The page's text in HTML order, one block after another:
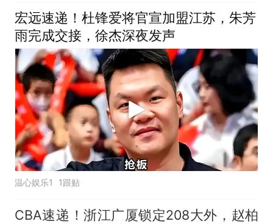
宏远速递！杜锋爱将官宣加盟江苏，朱芳
雨完成交接，徐杰深夜发声
温心娱乐1 1跟贴
CBA速递！浙江广厦锁定208大外，赵柏